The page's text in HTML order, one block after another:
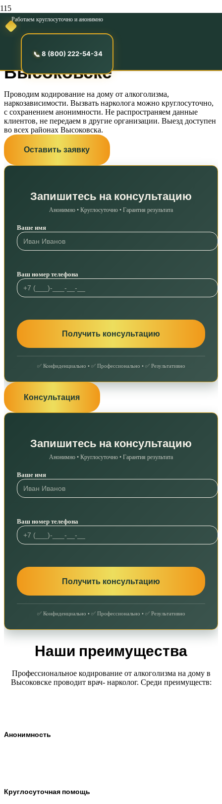
Работаем круглосуточно и анонимно
8 (800) 222-54-34
Кодирование от
алкоголизма на дому в
Высоковске
Проводим кодирование на дому от алкоголизма,
наркозависимости. Вызвать нарколога можно круглосуточно,
с сохранением анонимности. Не распространяем данные
клиентов, не передаем в другие организации. Выезд доступен
во всех районах Высоковска.
Оставить заявку
Запишитесь на консультацию
Анонимно • Круглосуточно • Гарантия результата
Ваше имя
Ваш номер телефона
✅ Конфиденциально • ✅ Профессионально • ✅ Результативно
Консультация
Запишитесь на консультацию
Анонимно • Круглосуточно • Гарантия результата
Ваше имя
Ваш номер телефона
✅ Конфиденциально • ✅ Профессионально • ✅ Результативно
Наши преимущества
Профессиональное кодирование от алкоголизма на дому в
Высоковске проводит врач- нарколог. Среди преимуществ:
Анонимность
Круглосуточная помощь